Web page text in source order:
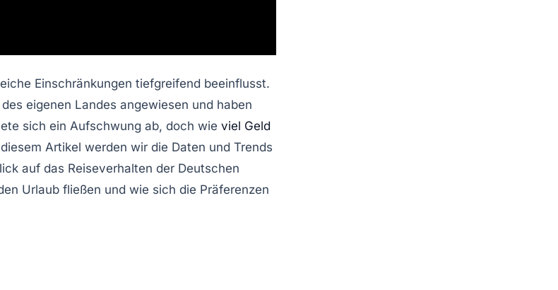
Einschränkungen tiefgreifend beeinflusst.
eigenen Landes angewiesen und haben
sich ein Aufschwung ab, doch wie viel Geld
Artikel werden wir die Daten und Trends
auf das Reiseverhalten der Deutschen
Urlaub fließen und wie sich die Präferenzen